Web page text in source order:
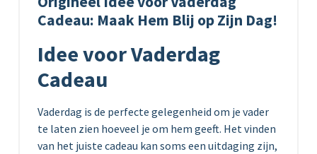
Cadeau: Maak Hem Blij op Zijn Dag!
Idee voor Vaderdag
Cadeau
Vaderdag is de perfecte gelegenheid om je vader
te laten zien hoeveel je om hem geeft. Het vinden
van het juiste cadeau kan soms een uitdaging zijn,